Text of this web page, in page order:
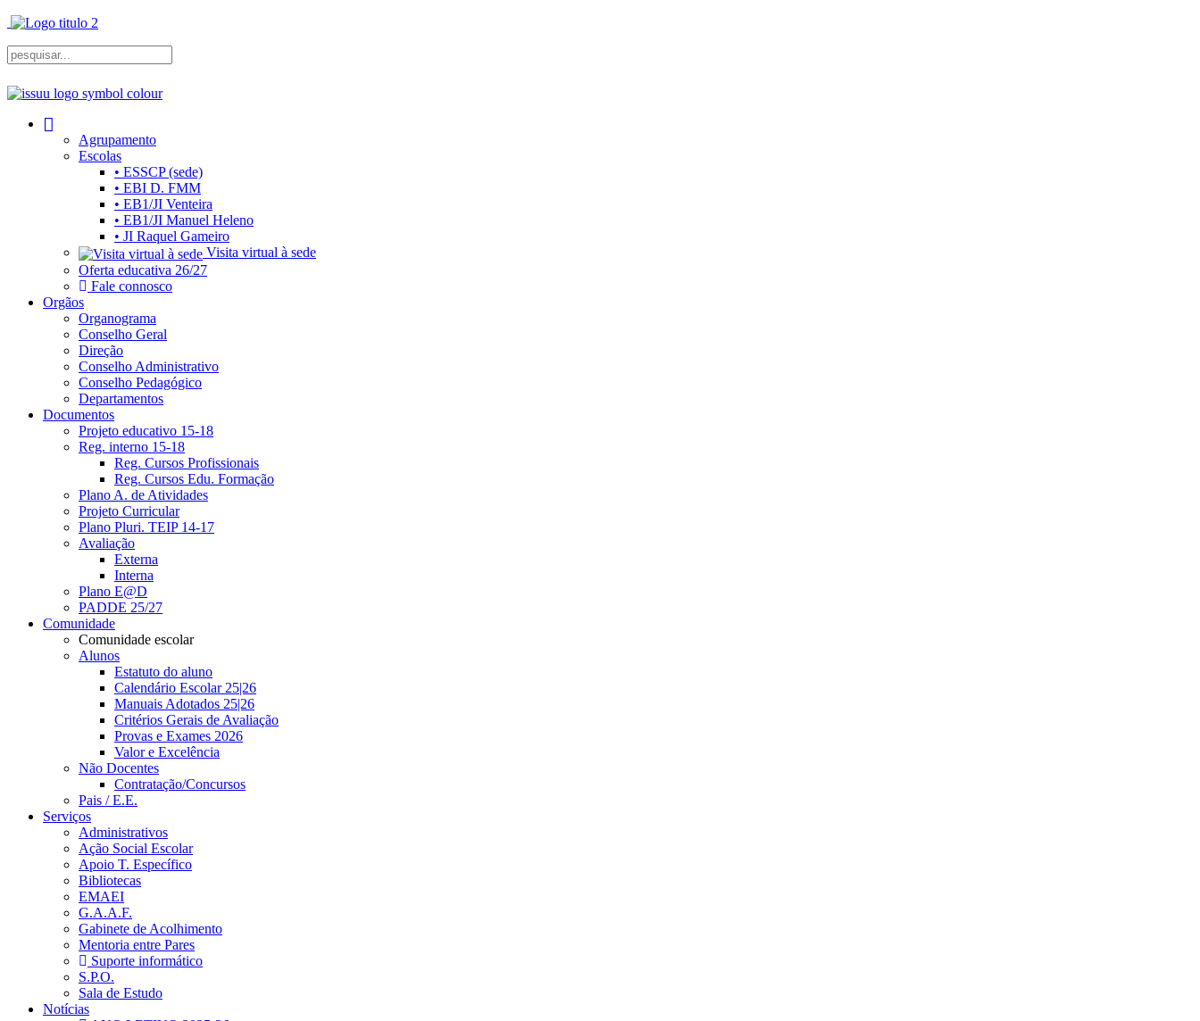
Agrupamento
Escolas
• ESSCP (sede)
• EBI D. FMM
• EB1/JI Venteira
• EB1/JI Manuel Heleno
• JI Raquel Gameiro
Visita virtual à sede
Oferta educativa 26/27
Fale connosco
Orgãos
Organograma
Conselho Geral
Direção
Conselho Administrativo
Conselho Pedagógico
Departamentos
Documentos
Projeto educativo 15-18
Reg. interno 15-18
Reg. Cursos Profissionais
Reg. Cursos Edu. Formação
Plano A. de Atividades
Projeto Curricular
Plano Pluri. TEIP 14-17
Avaliação
Externa
Interna
Plano E@D
PADDE 25/27
Comunidade
Comunidade escolar
Alunos
Estatuto do aluno
Calendário Escolar 25|26
Manuais Adotados 25|26
Critérios Gerais de Avaliação
Provas e Exames 2026
Valor e Excelência
Não Docentes
Contratação/Concursos
Pais / E.E.
Serviços
Administrativos
Ação Social Escolar
Apoio T. Específico
Bibliotecas
EMAEI
G.A.A.F.
Gabinete de Acolhimento
Mentoria entre Pares
Suporte informático
S.P.O.
Sala de Estudo
Notícias